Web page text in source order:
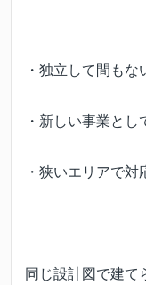
・独立して間もな
・新しい事業とし
・狭いエリアで対
同じ設計図で建て